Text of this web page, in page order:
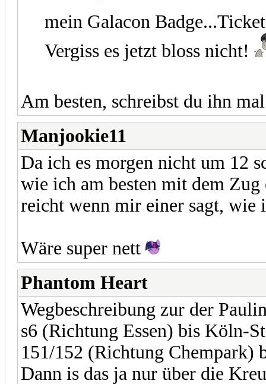
mein Galacon
Vergiss es jetzt bloss nicht!
Am besten, schreibst du ihn
Manjookie11
Da ich es morgen nicht um 12
wie ich am besten mit dem
reicht wenn mir einer sagt,
Wäre super nett
Phantom Heart
Wegbeschreibung zur der
s6 (Richtung Essen) bis Köln-
151/152 (Richtung Chempark)
Dann is das ja nur über die